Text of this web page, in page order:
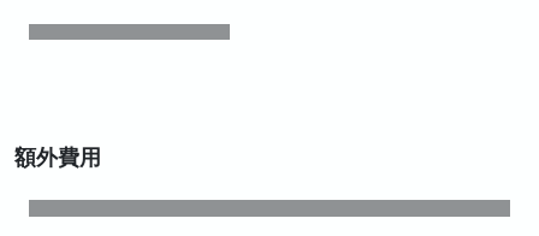
額外費用